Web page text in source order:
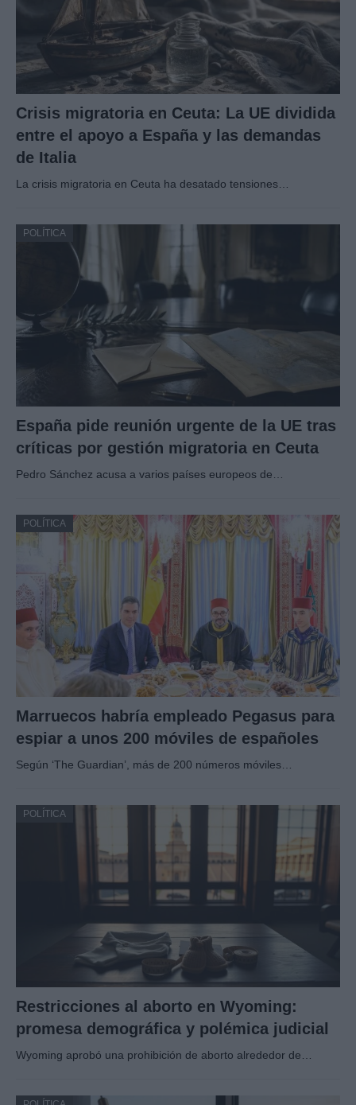
Crisis migratoria en Ceuta: La UE dividida
entre el apoyo a España y las demandas
de Italia
La crisis migratoria en Ceuta ha desatado tensiones…
POLÍTICA
España pide reunión urgente de la UE tras
críticas por gestión migratoria en Ceuta
Pedro Sánchez acusa a varios países europeos de…
POLÍTICA
Marruecos habría empleado Pegasus para
espiar a unos 200 móviles de españoles
Según ‘The Guardian’, más de 200 números móviles…
POLÍTICA
Restricciones al aborto en Wyoming:
promesa demográfica y polémica judicial
Wyoming aprobó una prohibición de aborto alrededor de…